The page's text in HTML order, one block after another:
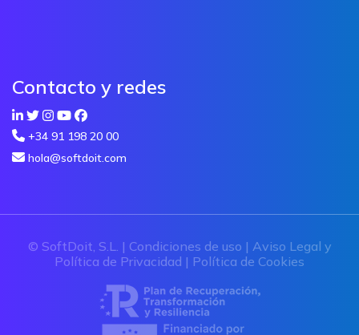
Contacto y redes
+34 91 198 20 00
hola@softdoit.com
© SoftDoit, S.L. | Condiciones de uso | Aviso Legal y
Política de Privacidad | Política de Cookies